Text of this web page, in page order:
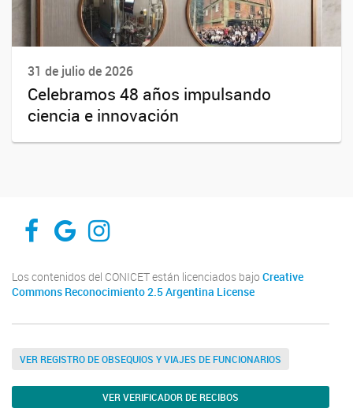
31 de julio de 2026
Celebramos 48 años impulsando
ciencia e innovación
PROIMI-FACEBOOK
PROIMI-RESEARCHAGATE
PROIMI-INSTAGRAM
Los contenidos del CONICET están licenciados bajo Creative
Commons Reconocimiento 2.5 Argentina License
VER REGISTRO DE OBSEQUIOS Y VIAJES DE FUNCIONARIOS
VER VERIFICADOR DE RECIBOS